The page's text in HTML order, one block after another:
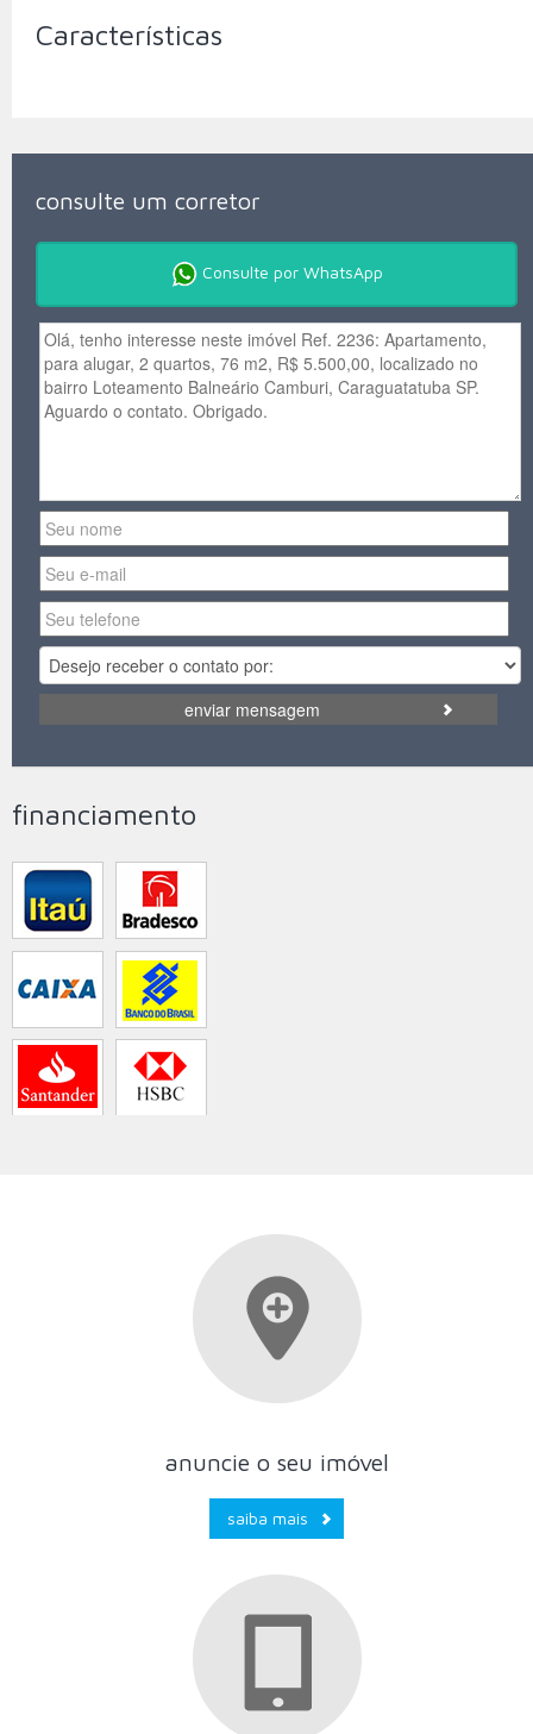
Características
consulte um corretor
Consulte por WhatsApp
enviar mensagem
financiamento
anuncie o seu imóvel
saiba mais